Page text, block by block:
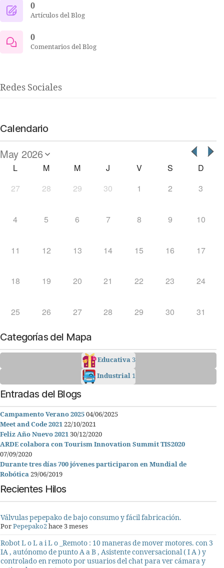
0
Artículos del Blog
0
Comentarios del Blog
Redes Sociales
Calendario
L M M J V S
D
27
28 29 30 1 2 3
4 5 6 7 8 9 10
11 12 13 14 15 16 17
18 19 20 21 22 23 24
25 26 27 28 29 30 31
Categorías del Mapa
Educativa3
Industrial 1
Entradas del Blogs
Campamento Verano 202504/06/2025
Meet and Code 202122/10/2021
Feliz Año Nuevo 202130/12/2020
ARDE colabora con Tourism Innovation Summit TIS2020
07/09/2020
Durante tres días 700 jóvenes participaron en Mundial de
Robótica29/06/2019
Recientes Hilos
Válvulas pepepako de bajo consumo y fácil fabricación.
PorPepepako2hace 3 meses
Robot L o L a i L o _Remoto : 10 maneras de mover motores. con 3
IA , autónomo de punto A a B , Asistente conversacional ( I A ) y
controlado en remoto por usuarios del chat para ver cámara y